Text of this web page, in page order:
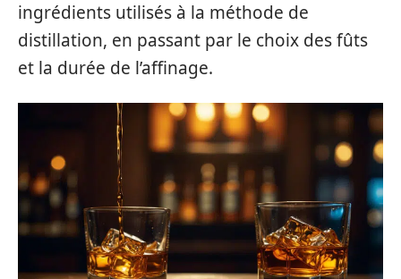
ingrédients utilisés à la méthode de
distillation, en passant par le choix des fûts
et la durée de l’affinage.